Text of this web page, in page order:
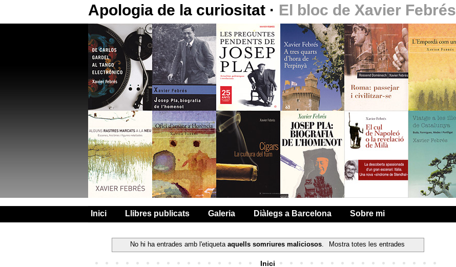
Apologia de la curiositat · El bloc de Xavier Febrés
Inici Llibres publicats Galeria Diàlegs a Barcelona Sobre mi
No hi ha entrades amb l'etiquetaaquells somriures maliciosos Mostra totes les entrades
Inici